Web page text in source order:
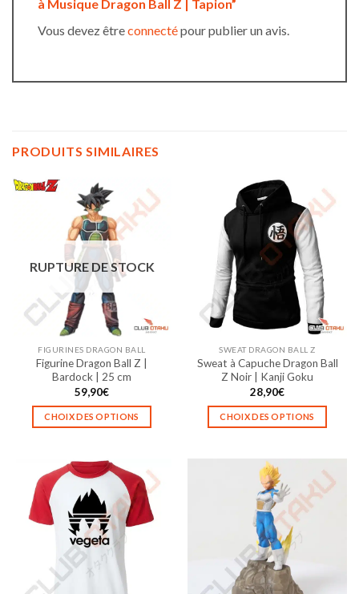
à Musique Dragon Ball Z | Tapion”
Vous devez êtreconnectépour publier un avis.
PRODUITS SIMILAIRES
RUPTURE DE STOCK
FIGURINES DRAGON BALL
Figurine Dragon Ball Z |
Bardock | 25 cm
59,90€
CHOIX DES OPTIONS
a
plusieurs
variations.
Les
options
peuvent
être
choisies
SWEAT DRAGON BALL Z
Sweat à Capuche Dragon Ball
Z Noir | Kanji Goku
28,90€
CHOIX DES OPTIONS
a
plusieurs
variations.
Les
options
peuvent
être
choisies